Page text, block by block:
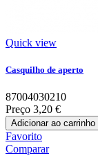
Quick view
Casquilho de aperto
87004030210
Preço 3,20 €
Adicionar ao carrinho
Favorito
Comparar